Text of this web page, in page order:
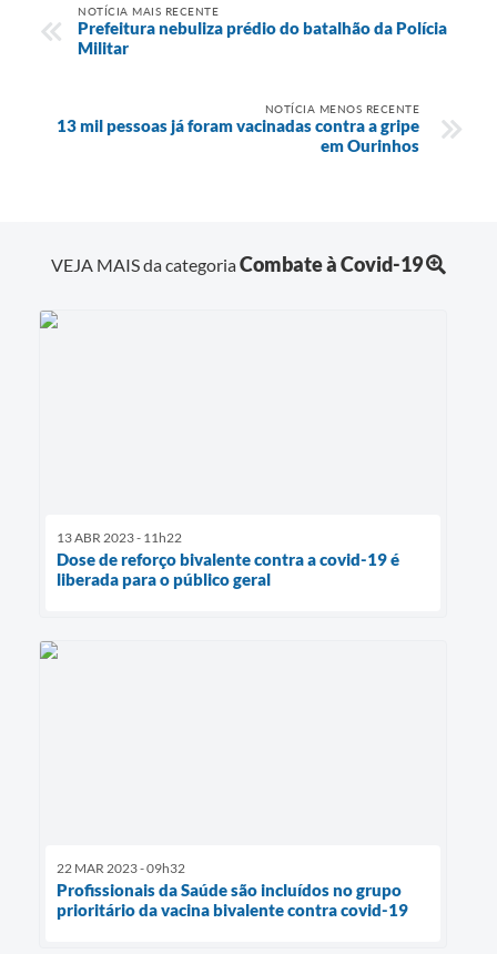
NOTÍCIA MAIS RECENTE
Prefeitura nebuliza prédio do batalhão da Polícia
Militar
NOTÍCIA MENOS RECENTE
13 mil pessoas já foram vacinadas contra a gripe
em Ourinhos
VEJA MAIS da categoriaCombate à Covid-19
13 ABR 2023 - 11h22
Dose de reforço bivalente contra a covid-19 é
liberada para o público geral
22 MAR 2023 - 09h32
Profissionais da Saúde são incluídos no grupo
prioritário da vacina bivalente contra covid-19